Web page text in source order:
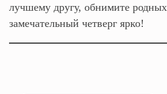
лучшему другу, обнимите
замечательный четверг ярко!